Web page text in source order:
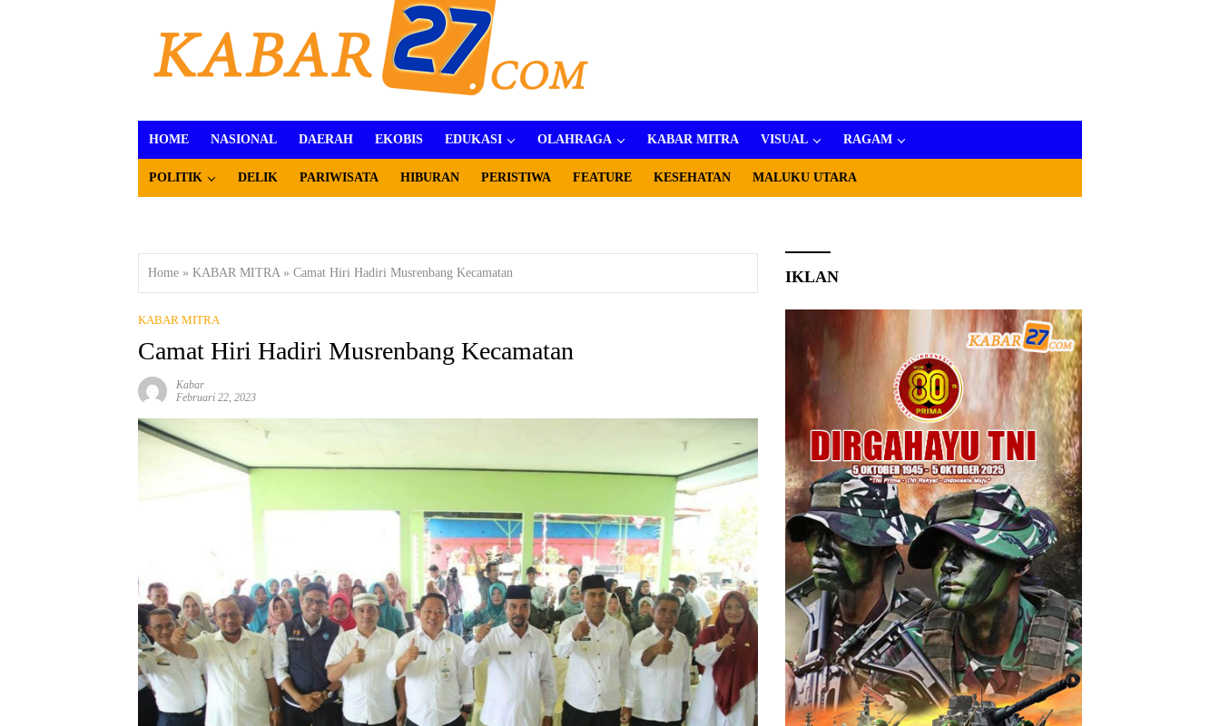
HOME NASIONAL DAERAH EKOBIS EDUKASI OLAHRAGA KABAR MITRA VISUAL RAGAM
POLITIK DELIK PARIWISATA HIBURAN PERISTIWA FEATURE KESEHATAN MALUKU UTARA
Home » KABAR MITRA» Camat Hiri Hadiri Musrenbang Kecamatan
KABAR MITRA
Camat Hiri Hadiri Musrenbang Kecamatan
Kabar
Februari 22, 2023
IKLAN